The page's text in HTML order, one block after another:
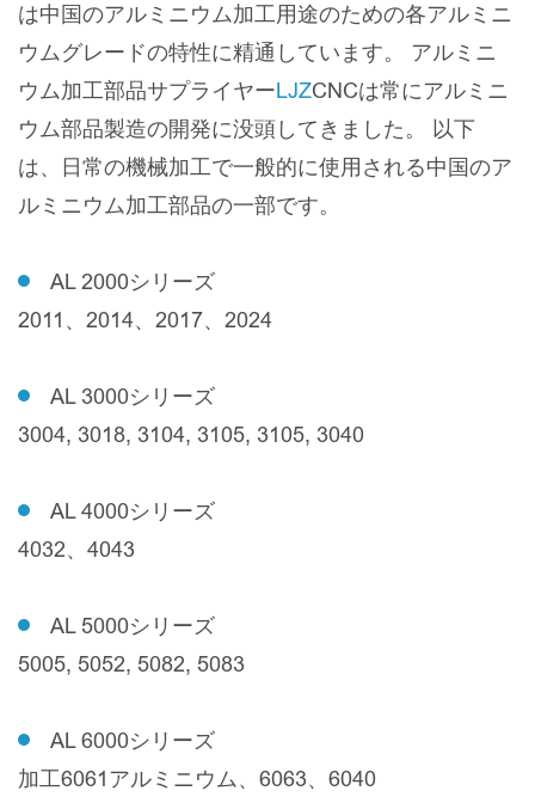
は中国のアルミニウム加工用途のための各アルミニ
ウムグレードの特性に精通しています。 アルミニ
ウム加工部品サプライヤーLJZCNCは常にアルミニ
ウム部品製造の開発に没頭してきました。 以下
は、日常の機械加工で一般的に使用される中国のア
ルミニウム加工部品の一部です。
AL 2000シリーズ
2011、2014、2017、2024
AL 3000シリーズ
3004, 3018, 3104, 3105, 3105, 3040
AL 4000シリーズ
4032、4043
AL 5000シリーズ
5005, 5052, 5082, 5083
AL 6000シリーズ
加工6061アルミニウム、6063、6040